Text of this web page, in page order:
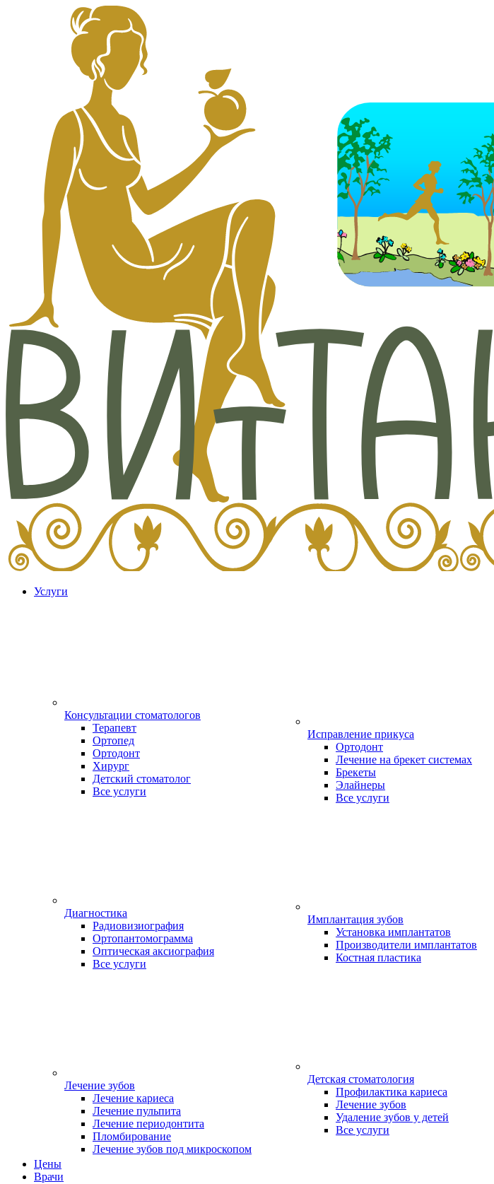
Услуги
Консультации стоматологов
Терапевт
Ортопед
Ортодонт
Хирург
Детский стоматолог
Все услуги
Диагностика
Радиовизиография
Ортопантомограмма
Оптическая аксиография
Все услуги
Лечение зубов
Лечение кариеса
Лечение пульпита
Лечение периодонтита
Пломбирование
Лечение зубов под микроскопом
Исправление прикуса
Ортодонт
Лечение на брекет системах
Брекеты
Элайнеры
Все услуги
Имплантация зубов
Установка имплантатов
Производители имплантатов
Костная пластика
Детская стоматология
Профилактика кариеса
Лечение зубов
Удаление зубов у детей
Все услуги
Цены
Врачи